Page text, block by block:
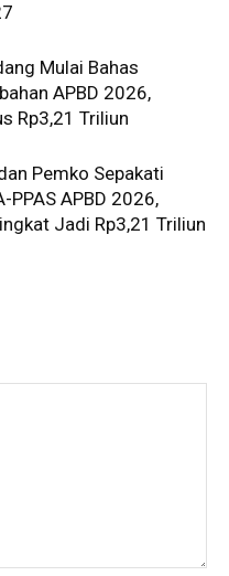
Mulai Bahas
APBD 2026,
Rp3,21 Triliun
Pemko Sepakati
PPAS APBD 2026,
Jadi Rp3,21 Triliun